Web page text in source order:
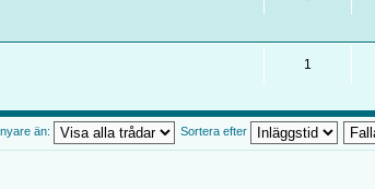
1
än: Sortera efter